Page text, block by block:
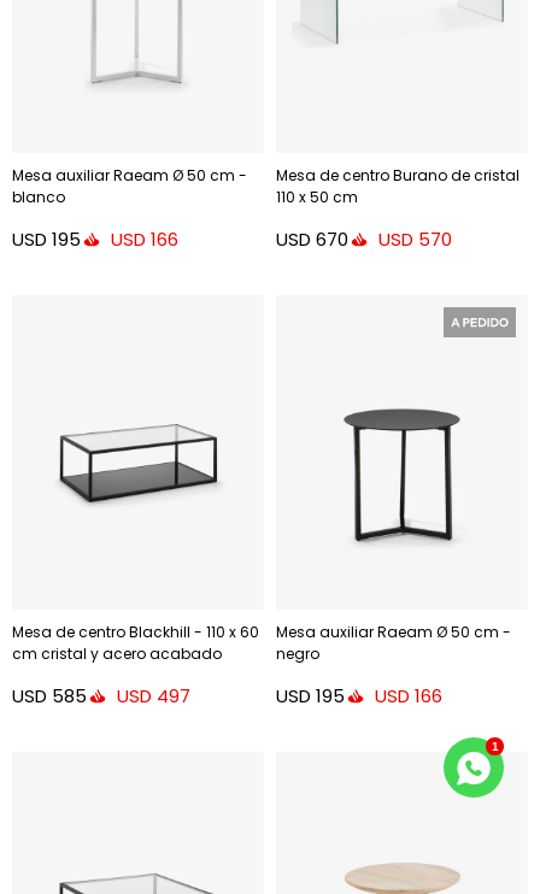
Mesa auxiliar Raeam Ø 50 cm -
blanco
USD 195 USD 166
Mesa de centro Burano de cristal
110 x 50 cm
USD 670 USD 570
Mesa de centro Blackhill - 110 x 60
cm cristal y acero acabado
USD 585 USD 497
Mesa auxiliar Raeam Ø 50 cm -
negro
USD 195 USD 166